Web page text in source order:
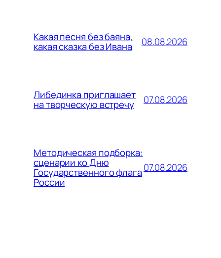
Какая песня без баяна,
какая сказка без Ивана 08.08.2026
Либединка приглашает
на творческую встречу 07.08.2026
Методическая подборка:
сценарии ко Дню
Государственного флага
России
07.08.2026